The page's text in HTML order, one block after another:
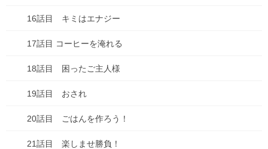
16話目 キミはエナジー
17話目 コーヒーを淹れる
18話目 困ったご主人様
19話目 おされ
20話目 ごはんを作ろう！
21話目 楽しませ勝負！